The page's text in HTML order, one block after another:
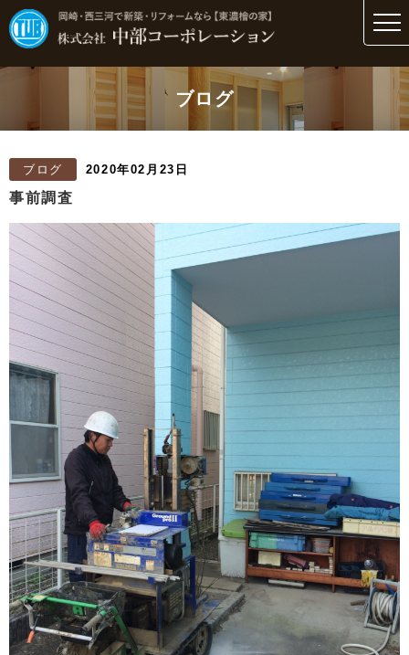
ブログ
ブログ 2020年02月23日
事前調査